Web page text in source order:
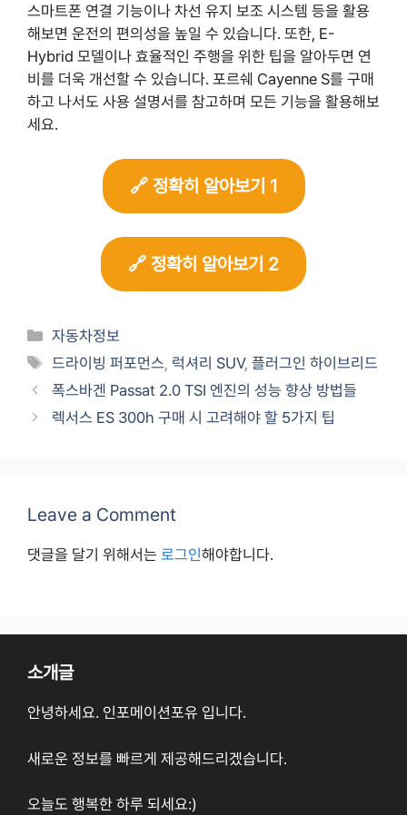
스마트폰 연결 기능이나 차선 유지 보조 시스템 등을 활용
해보면 운전의 편의성을 높일 수 있습니다. 또한, E-
Hybrid 모델이나 효율적인 주행을 위한 팁을 알아두면 연
비를 더욱 개선할 수 있습니다. 포르쉐 Cayenne S를 구매
하고 나서도 사용 설명서를 참고하며 모든 기능을 활용해보
세요.
🔗 정확히 알아보기 1
🔗 정확히 알아보기 2
Categories
자동차정보
Tags
드라이빙 퍼포먼스 럭셔리 SUV,플러그인 하이브리드
폭스바겐 Passat 2.0 TSI 엔진의 성능 향상 방법들
렉서스 ES 300h 구매 시 고려해야 할 5가지 팁
Leave a Comment
댓글을 달기 위해서는 로그인해야합니다.
소개글
안녕하세요. 인포메이션포유 입니다.
새로운 정보를 빠르게 제공해드리겠습니다.
오늘도 행복한 하루 되세요:)